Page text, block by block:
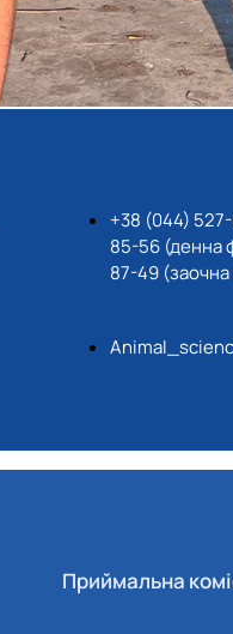
+38 (044)
85-56 (денна
Приймальна